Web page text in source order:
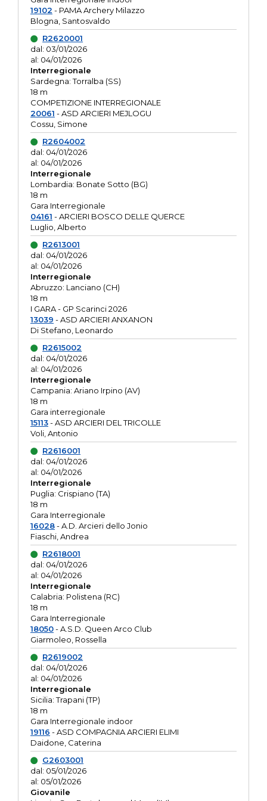
19102 - PAMA Archery Milazzo
Blogna, Santosvaldo
R2620001
dal: 03/01/2026
al: 04/01/2026
Interregionale
Sardegna: Torralba (SS)
18 m
COMPETIZIONE INTERREGIONALE
20061 - ASD ARCIERI MEJLOGU
Cossu, Simone
R2604002
dal: 04/01/2026
al: 04/01/2026
Interregionale
Lombardia: Bonate Sotto (BG)
18 m
Gara Interregionale
04161 - ARCIERI BOSCO DELLE QUERCE
Luglio, Alberto
R2613001
dal: 04/01/2026
al: 04/01/2026
Interregionale
Abruzzo: Lanciano (CH)
18 m
I GARA - GP Scarinci 2026
13039 - ASD ARCIERI ANXANON
Di Stefano, Leonardo
R2615002
dal: 04/01/2026
al: 04/01/2026
Interregionale
Campania: Ariano Irpino (AV)
18 m
Gara interregionale
15113- ASD ARCIERI DEL TRICOLLE
Voli, Antonio
R2616001
dal: 04/01/2026
al: 04/01/2026
Interregionale
Puglia: Crispiano (TA)
18 m
Gara Interregionale
16028- A.D. Arcieri dello Jonio
Fiaschi, Andrea
R2618001
dal: 04/01/2026
al: 04/01/2026
Interregionale
Calabria: Polistena (RC)
18 m
Gara Interregionale
18050- A.S.D. Queen Arco Club
Giarmoleo, Rossella
R2619002
dal: 04/01/2026
al: 04/01/2026
Interregionale
Sicilia: Trapani (TP)
18 m
Gara Interregionale indoor
19116 - ASD COMPAGNIA ARCIERI ELIMI
Daidone, Caterina
G2603001
dal: 05/01/2026
al: 05/01/2026
Giovanile